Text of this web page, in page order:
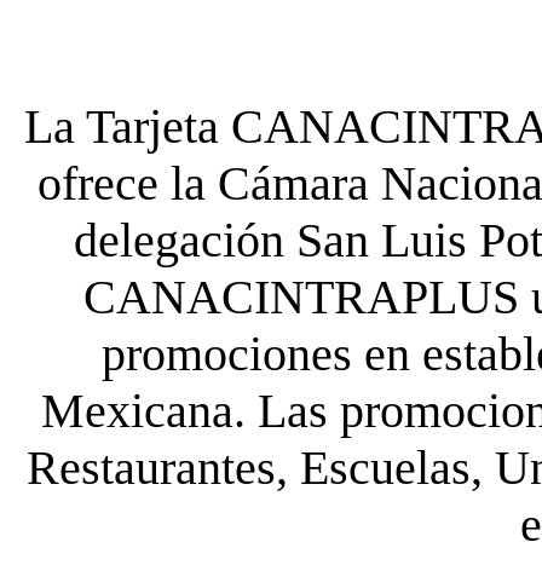
La Tarjeta
ofrece la Cámara
delegación San Luis
CANACINTRAPLUS
promociones en
Mexicana. Las
Restaurantes, Escuelas,